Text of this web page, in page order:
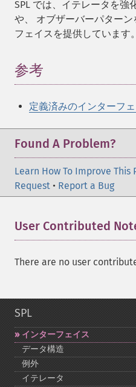
SPL では、イテレータを強
や、 オブザーバーパター
フェイスを提供しています。
参考
定義済みのインターフ
Found A Problem?
Learn How To Improve This
Request • Report a Bug
User Contributed
There are no user
SPL
インターフェイス
データ構造
例外
イテレータ